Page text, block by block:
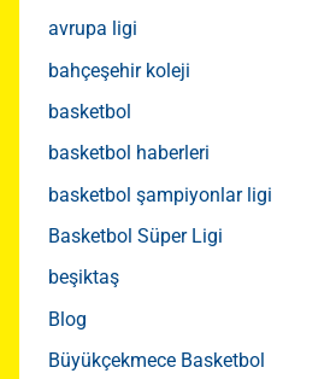
avrupa ligi
bahçeşehir koleji
basketbol
basketbol haberleri
basketbol şampiyonlar ligi
Basketbol Süper Ligi
beşiktaş
Blog
Büyükçekmece Basketbol